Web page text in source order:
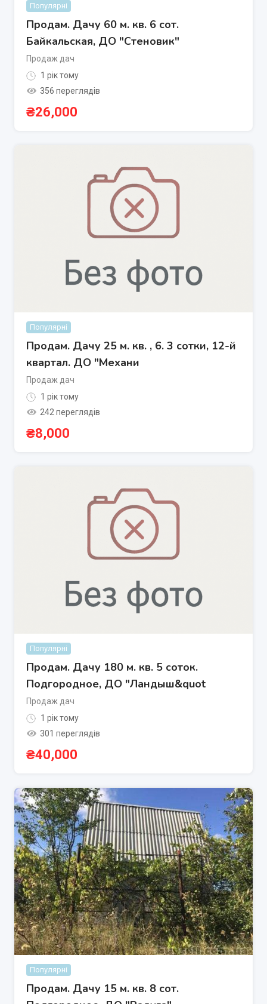
Популярні
Продам. Дачу 60 м. кв. 6 сот.
Байкальская, ДО "Стеновик"
Продаж дач
1 рік тому
356 переглядів
₴26,000
Популярні
Продам. Дачу 25 м. кв. , 6. 3 сотки, 12-й
квартал. ДО "Механи
Продаж дач
1 рік тому
242 переглядів
₴8,000
Популярні
Продам. Дачу 180 м. кв. 5 соток.
Подгородное, ДО "Ландыш&quot
Продаж дач
1 рік тому
301 переглядів
₴40,000
Популярні
Продам. Дачу 15 м. кв. 8 сот.